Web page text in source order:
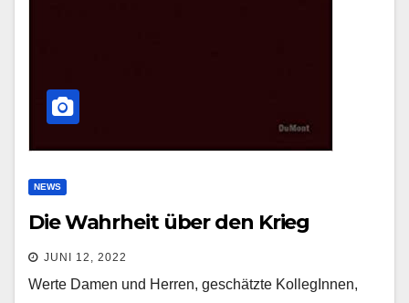
NEWS
Die Wahrheit über den Krieg
JUNI 12, 2022
Werte Damen und Herren, geschätzte KollegInnen,